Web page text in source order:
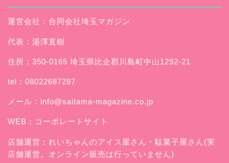
運営会社：合同会社埼玉マガジン
代表：湯澤直樹
住所：350-0165 埼玉県比企郡川島町中山1292-21
tel：08022687287
メール： info@saitama-magazine.co.jp
WEB： コーポレートサイト
店舗運営： れいちゃんのアイス屋さん ・駄菓子屋さん(実
店舗運営。オンライン販売は行っていません)